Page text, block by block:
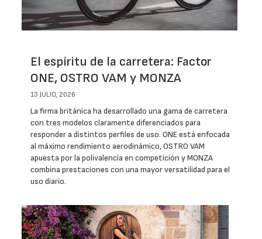
El espíritu de la carretera: Factor
ONE, OSTRO VAM y MONZA
13 JULIO, 2026
La firma británica ha desarrollado una gama de carretera
con tres modelos claramente diferenciados para
responder a distintos perfiles de uso. ONE está enfocada
al máximo rendimiento aerodinámico, OSTRO VAM
apuesta por la polivalencia en competición y MONZA
combina prestaciones con una mayor versatilidad para el
uso diario.